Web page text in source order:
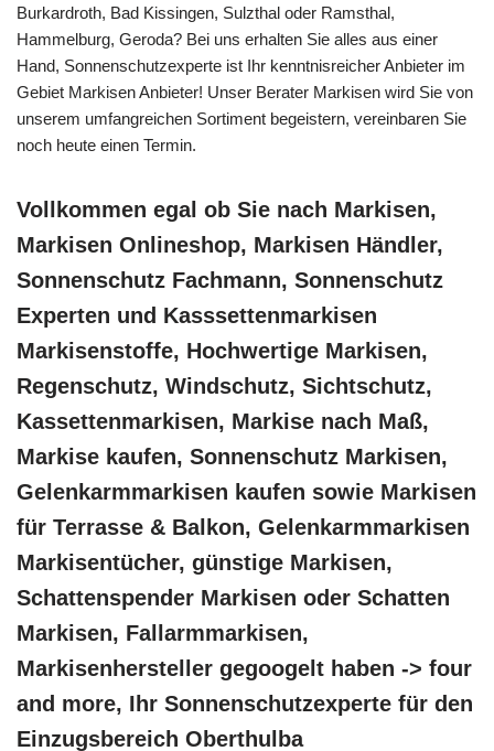
Burkardroth, Bad Kissingen, Sulzthal oder Ramsthal,
Hammelburg, Geroda? Bei uns erhalten Sie alles aus einer
Hand, Sonnenschutzexperte ist Ihr kenntnisreicher Anbieter im
Gebiet Markisen Anbieter! Unser Berater Markisen wird Sie von
unserem umfangreichen Sortiment begeistern, vereinbaren Sie
noch heute einen Termin.
Vollkommen egal ob Sie nach Markisen,
Markisen Onlineshop, Markisen Händler,
Sonnenschutz Fachmann, Sonnenschutz
Experten und Kasssettenmarkisen
Markisenstoffe, Hochwertige Markisen,
Regenschutz, Windschutz, Sichtschutz,
Kassettenmarkisen, Markise nach Maß,
Markise kaufen, Sonnenschutz Markisen,
Gelenkarmmarkisen kaufen sowie Markisen
für Terrasse & Balkon, Gelenkarmmarkisen
Markisentücher, günstige Markisen,
Schattenspender Markisen oder Schatten
Markisen, Fallarmmarkisen,
Markisenhersteller gegoogelt haben -> four
and more, Ihr Sonnenschutzexperte für den
Einzugsbereich Oberthulba